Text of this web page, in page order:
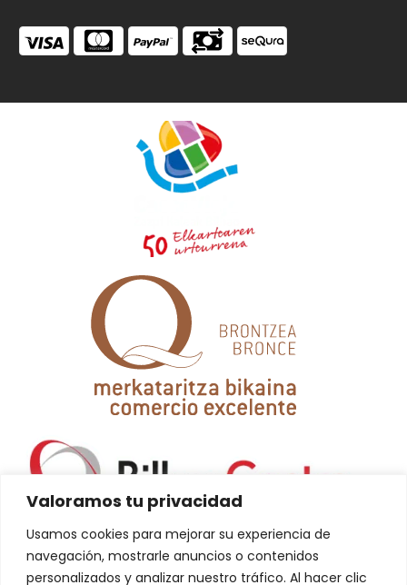
Valoramos tu privacidad
Usamos cookies para mejorar su experiencia de
navegación, mostrarle anuncios o contenidos
personalizados y analizar nuestro tráfico. Al hacer clic